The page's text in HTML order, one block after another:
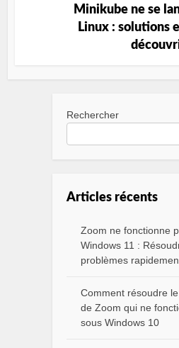
Minikube ne se
Linux : solutions
Rechercher
Articles récents
Zoom ne fonctionne
Windows 11 :
problèmes
Comment résoudre
de Zoom qui ne
sous Windows 10